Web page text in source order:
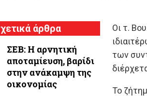
άρθρα
ΣΕΒ: Η αρνητική
αποταμίευση, βαρίδι
στην ανάκαμψη της
οικονομίας
Οι τ.
των
Το